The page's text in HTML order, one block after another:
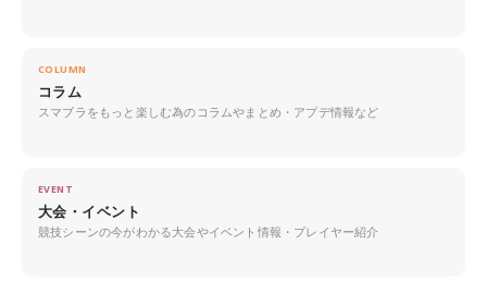
COLUMN
コラム
スマブラをもっと楽しむ為のコラムやまとめ・アプデ情報など
EVENT
大会・イベント
競技シーンの今がわかる大会やイベント情報・プレイヤー紹介